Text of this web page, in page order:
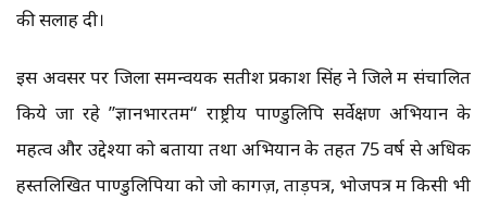
की सलाह दी।
इस अवसर पर जिला समन्वयक सतीश प्रकाश सिंह ने जिले में संचालित
किये जा रहे ”ज्ञानभारतम“ राष्ट्रीय पाण्डुलिपि सर्वेक्षण अभियान के
महत्व और उद्देश्यों को बताया तथा अभियान के तहत 75 वर्ष से अधिक
हस्तलिखित पाण्डुलिपियों को जो कागज़, ताड़पत्र, भोजपत्र में किसी भी